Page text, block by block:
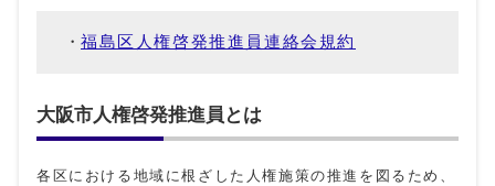
福島区人権啓発推進員連絡会規約
大阪市人権啓発推進員とは
各区における地域に根ざした人権施策の推進を図るため、